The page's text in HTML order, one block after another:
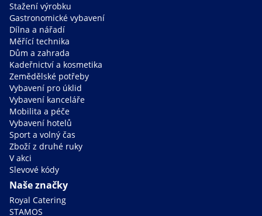
Stažení výrobku
Gastronomické vybavení
Dílna a nářadí
Měřící technika
Dům a zahrada
Kadeřnictví a kosmetika
Zemědělské potřeby
Vybavení pro úklid
Vybavení kanceláře
Mobilita a péče
Vybavení hotelů
Sport a volný čas
Zboží z druhé ruky
V akci
Slevové kódy
Naše značky
Royal Catering
STAMOS